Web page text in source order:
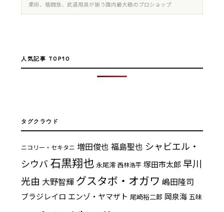
柔術、格闘技、武道用具が揃う国内最大級のプロショップ
人気記事 TOP10
タグクラウド
ニコリー・セキタニ 増田俊也 福島聖也 シャビエル・
シウバ 石黒翔也 永尾澪 西林浩平 塚田市太郎 早川
光由 大野智輝 グスタボ・オガワ 嶋田隆司
ブラジレイロ エンゾ・ヤマザト 尾崎裕二郎 岡泉海 五味